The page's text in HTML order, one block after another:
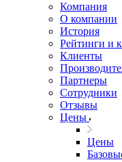
Компания
О компании
История
Рейтинги и
Клиенты
Партнеры
Сотрудники
Отзывы
Цены
Цены